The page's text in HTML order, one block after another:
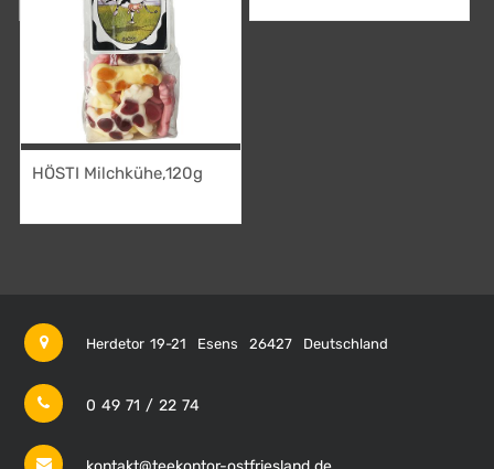
HÖSTI Milchkühe,120g
Herdetor 19-21 Esens 26427 Deutschland
0 49 71 / 22 74